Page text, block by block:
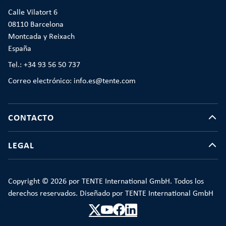
Calle Vilatort 6
08110 Barcelona
Montcada y Reixach
España
Tel.: +34 93 56 50 737
Correo electrónico: info.es@tente.com
CONTACTO
LEGAL
Copyright © 2026 por TENTE International GmbH. Todos los
derechos reservados. Diseñado por TENTE International GmbH